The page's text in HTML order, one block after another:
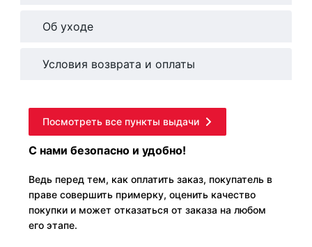
Об уходе
Условия возврата и оплаты
Посмотреть все пункты выдачи
С нами безопасно и удобно!
Ведь перед тем, как оплатить заказ, покупатель в
праве совершить примерку, оценить качество
покупки и может отказаться от заказа на любом
его этапе.